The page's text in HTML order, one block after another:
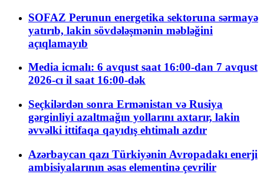
SOFAZ Perunun energetika sektoruna sərmayə
yatırıb, lakin sövdələşmənin məbləğini
açıqlamayıb
Media icmalı: 6 avqust saat 16:00-dan 7 avqust
2026-cı il saat 16:00-dək
Seçkilərdən sonra Ermənistan və Rusiya
gərginliyi azaltmağın yollarını axtarır, lakin
əvvəlki ittifaqa qayıdış ehtimalı azdır
Azərbaycan qazı Türkiyənin Avropadakı enerji
ambisiyalarının əsas elementinə çevrilir